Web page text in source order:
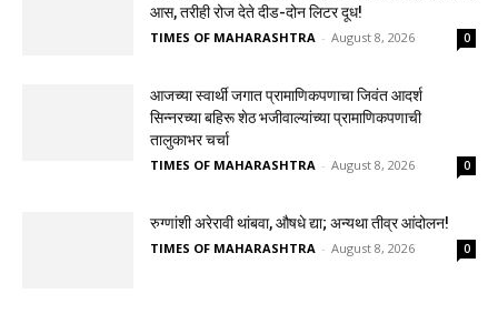
आस, तरीही रोज देते दीड-दोन लिटर दूध!
TIMES OF MAHARASHTRA - August 8, 2026 0
आजच्या स्वार्थी जगात प्रामाणिकपणाचा जिवंत आदर्श
सिन्नरच्या बहिरू शेठ भजीवाल्यांच्या प्रामाणिकपणाची
तालुकाभर चर्चा
TIMES OF MAHARASHTRA - August 8, 2026 0
रुग्णांशी अरेरावी थांबवा, औषधे द्या; अन्यथा तीव्र आंदोलन!
TIMES OF MAHARASHTRA - August 8, 2026 0